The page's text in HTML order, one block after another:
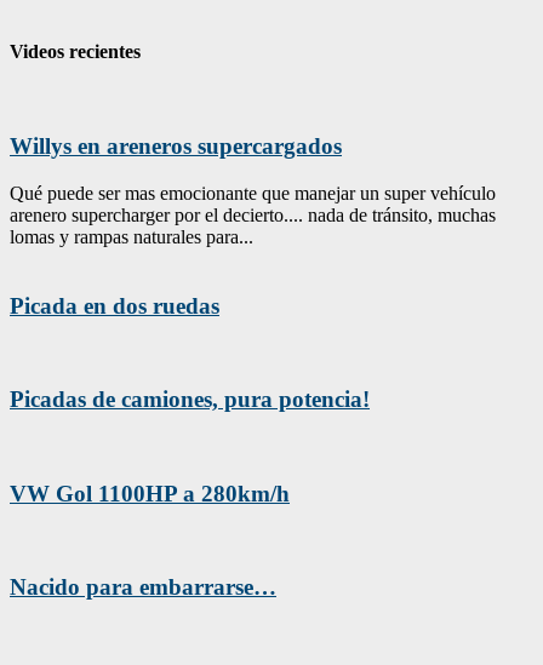
Videos recientes
Willys en areneros supercargados
Qué puede ser mas emocionante que manejar un super vehículo
arenero supercharger por el decierto.... nada de tránsito, muchas
lomas y rampas naturales para...
Picada en dos ruedas
Picadas de camiones, pura potencia!
VW Gol 1100HP a 280km/h
Nacido para embarrarse…